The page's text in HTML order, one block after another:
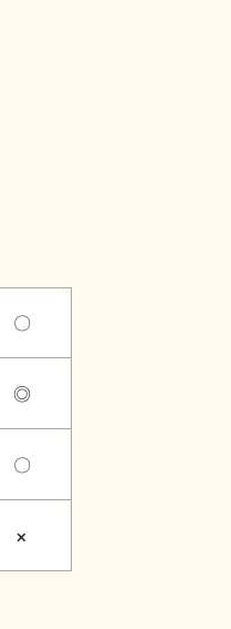
新商品・おすすめ商品
〇
◎
〇
×